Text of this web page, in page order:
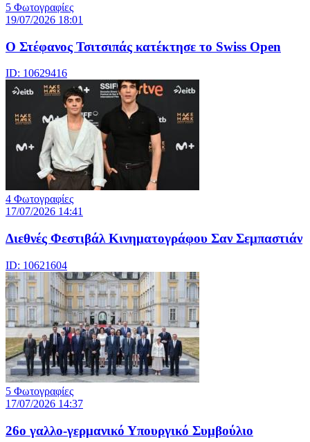
5 Φωτογραφίες
19/07/2026 18:01
Ο Στέφανος Τσιτσιπάς κατέκτησε το Swiss Open
ID: 10629416
4 Φωτογραφίες
17/07/2026 14:41
Διεθνές Φεστιβάλ Κινηματογράφου Σαν Σεμπαστιάν
ID: 10621604
5 Φωτογραφίες
17/07/2026 14:37
26ο γαλλο-γερμανικό Υπουργικό Συμβούλιο